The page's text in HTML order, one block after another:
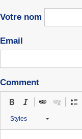
Votre nom
Email
Comment
Styles